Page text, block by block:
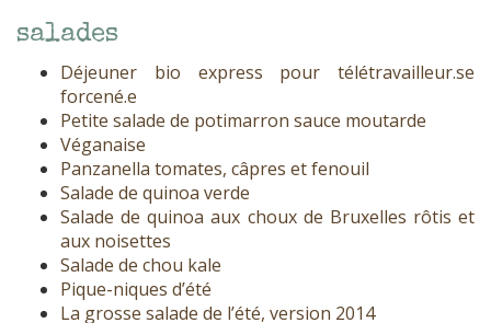
salades
Déjeuner bio express pour télétravailleur.se
forcené.e
Petite salade de potimarron sauce moutarde
Véganaise
Panzanella tomates, câpres et fenouil
Salade de quinoa verde
Salade de quinoa aux choux de Bruxelles rôtis et
aux noisettes
Salade de chou kale
Pique-niques d’été
La grosse salade de l’été, version 2014